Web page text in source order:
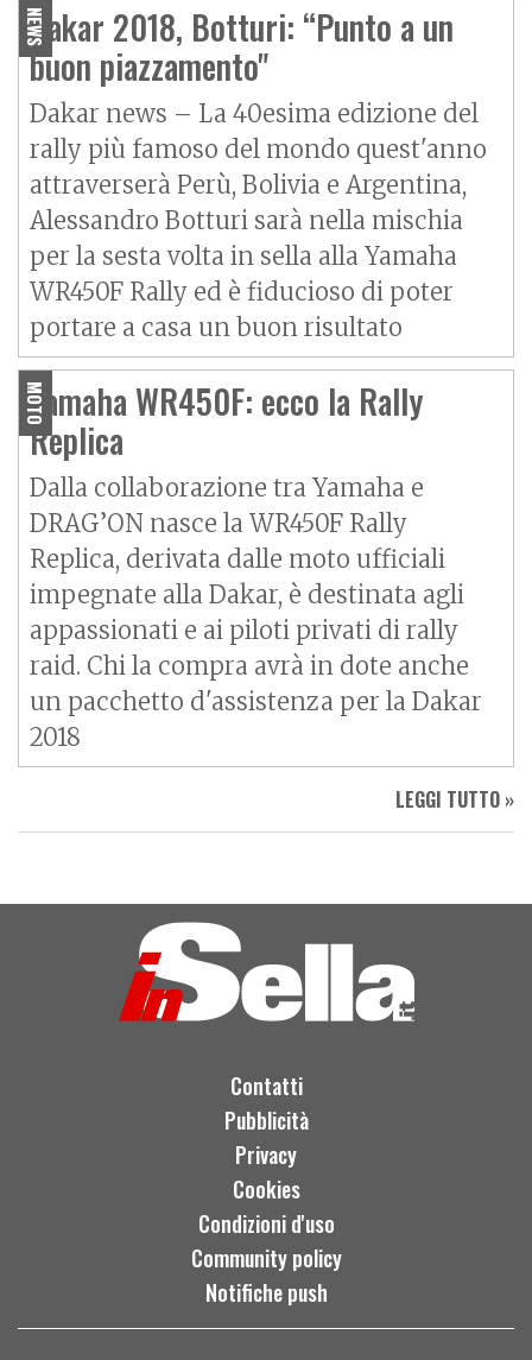
NEWS
Dakar 2018, Botturi: “Punto a un
buon piazzamento"
Dakar news – La 40esima edizione del
rally più famoso del mondo quest'anno
attraverserà Perù, Bolivia e Argentina,
Alessandro Botturi sarà nella mischia
per la sesta volta in sella alla Yamaha
WR450F Rally ed è fiducioso di poter
portare a casa un buon risultato
MOTO
Yamaha WR450F: ecco la Rally
Replica
Dalla collaborazione tra Yamaha e
DRAG’ON nasce la WR450F Rally
Replica, derivata dalle moto ufficiali
impegnate alla Dakar, è destinata agli
appassionati e ai piloti privati di rally
raid. Chi la compra avrà in dote anche
un pacchetto d'assistenza per la Dakar
2018
LEGGI TUTTO »
Contatti
Pubblicità
Privacy
Cookies
Condizioni d'uso
Community policy
Notifiche push